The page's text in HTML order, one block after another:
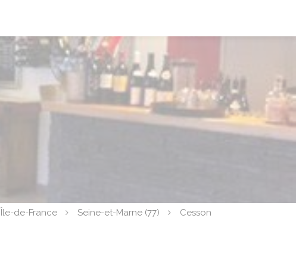
Île-de-France Seine-et-Marne (77) Cesson